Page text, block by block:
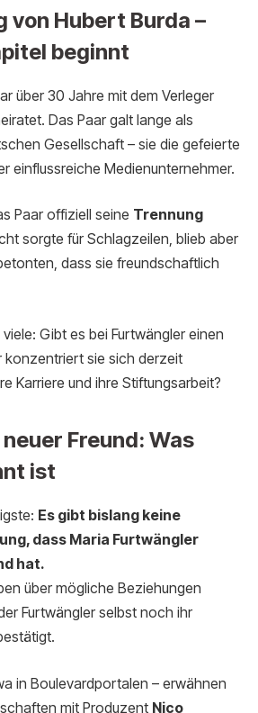
von Hubert Burda –
beginnt
über 30 Jahre mit dem Verleger
Das Paar galt lange als
Gesellschaft – sie die gefeierte
einflussreiche Medienunternehmer.
Paar offiziell seine Trennung
sorgte für Schlagzeilen, blieb aber
dass sie freundschaftlich
Gibt es bei Furtwängler einen
konzentriert sie sich derzeit
Karriere und ihre Stiftungsarbeit?
Freund: Was
ist
Es gibt bislang keine
dass Maria Furtwängler
hat.
über mögliche Beziehungen
Furtwängler selbst noch ihr
in Boulevardportalen – erwähnen
mit Produzent Nico